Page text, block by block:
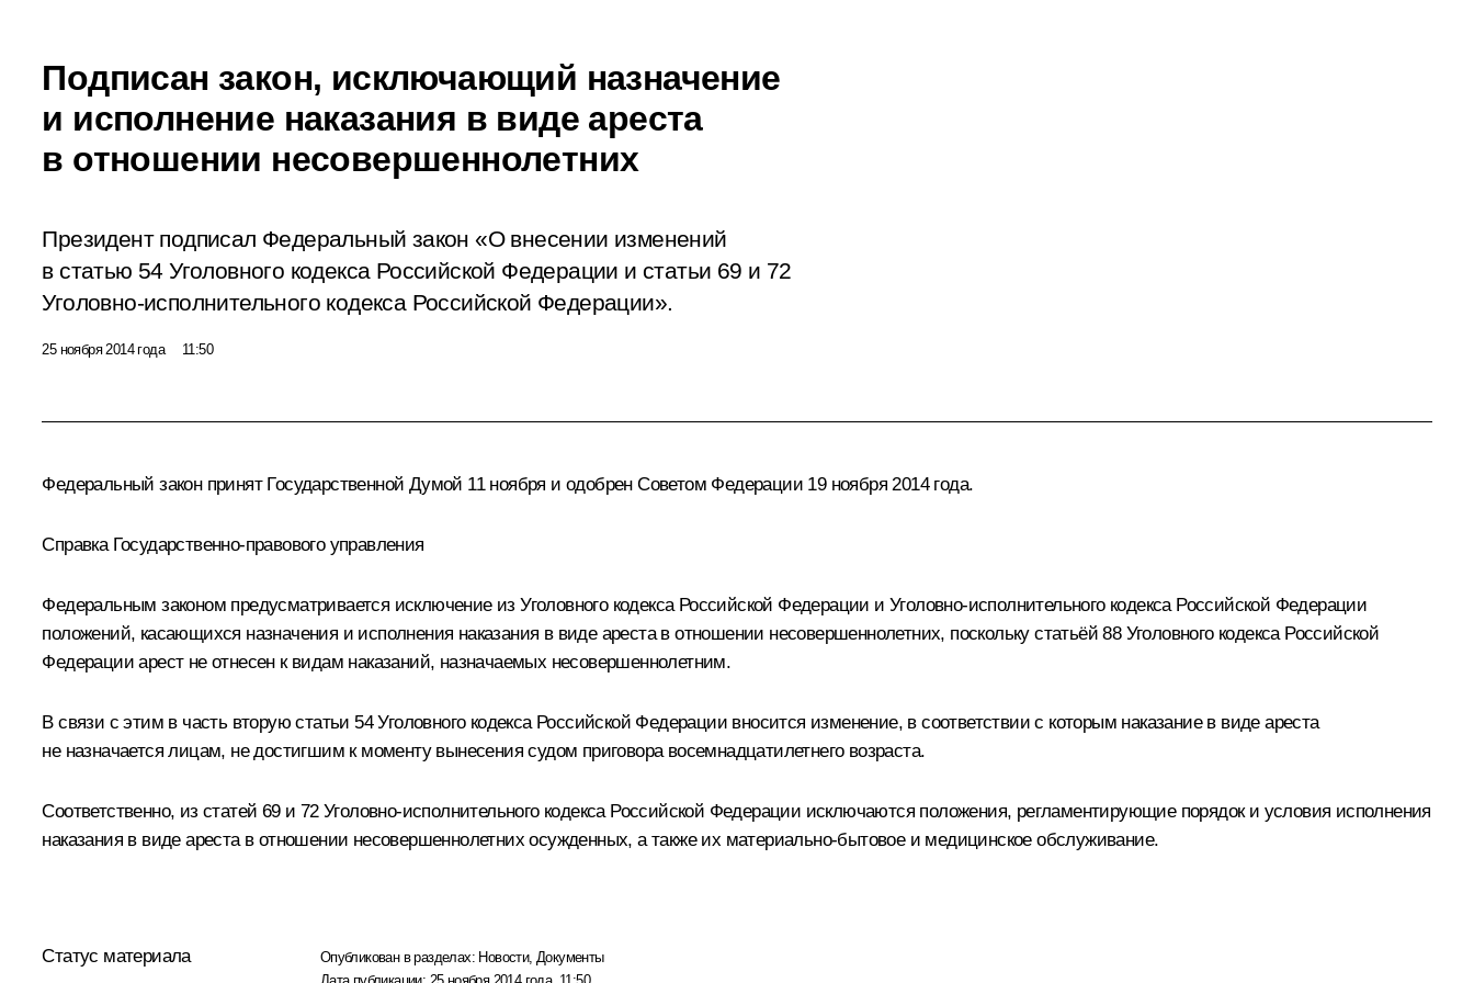
Подписан закон, исключающий назначение
и исполнение наказания в виде ареста
в отношении несовершеннолетних
Президент подписал Федеральный закон «О внесении изменений
в статью 54 Уголовного кодекса Российской Федерации и статьи 69 и 72
Уголовно-исполнительного кодекса Российской Федерации».
25 ноября 2014 года 11:50
Федеральный закон принят Государственной Думой 11 ноября и одобрен Советом Федерации 19 ноября 2014 года.
Справка Государственно-правового управления
Федеральным законом предусматривается исключение из Уголовного кодекса Российской Федерации и Уголовно-исполнительного кодекса Российской Федерации
положений, касающихся назначения и исполнения наказания в виде ареста в отношении несовершеннолетних, поскольку статьёй 88 Уголовного кодекса Российской
Федерации арест не отнесен к видам наказаний, назначаемых несовершеннолетним.
В связи с этим в часть вторую статьи 54 Уголовного кодекса Российской Федерации вносится изменение, в соответствии с которым наказание в виде ареста
не назначается лицам, не достигшим к моменту вынесения судом приговора восемнадцатилетнего возраста.
Соответственно, из статей 69 и 72 Уголовно-исполнительного кодекса Российской Федерации исключаются положения, регламентирующие порядок и условия исполнения
наказания в виде ареста в отношении несовершеннолетних осужденных, а также их материально-бытовое и медицинское обслуживание.
Статус материала Опубликован в разделах: Новости, Документы